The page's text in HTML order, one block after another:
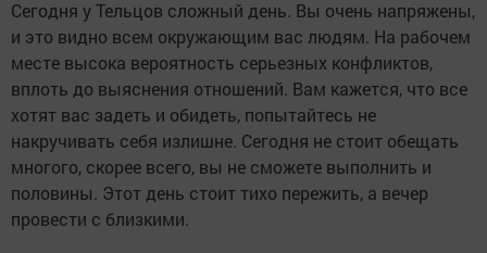
Сегодня у Тельцов сложный день. Вы очень напряжены,
и это видно всем окружающим вас людям. На рабочем
месте высока вероятность серьезных конфликтов,
вплоть до выяснения отношений. Вам кажется, что все
хотят вас задеть и обидеть, попытайтесь не
накручивать себя излишне. Сегодня не стоит обещать
многого, скорее всего, вы не сможете выполнить и
половины. Этот день стоит тихо пережить, а вечер
провести с близкими.